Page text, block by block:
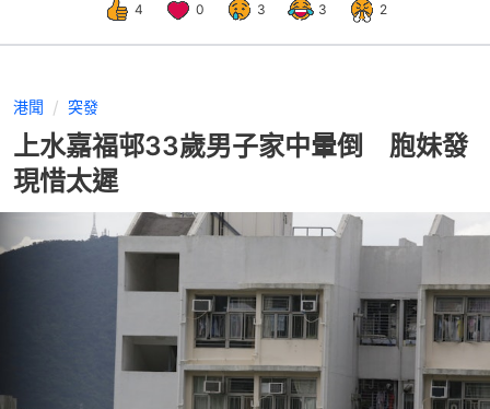
4 0 3 3 2
港聞 突發
上水嘉福邨33歲男子家中暈倒 胞妹發
現惜太遲